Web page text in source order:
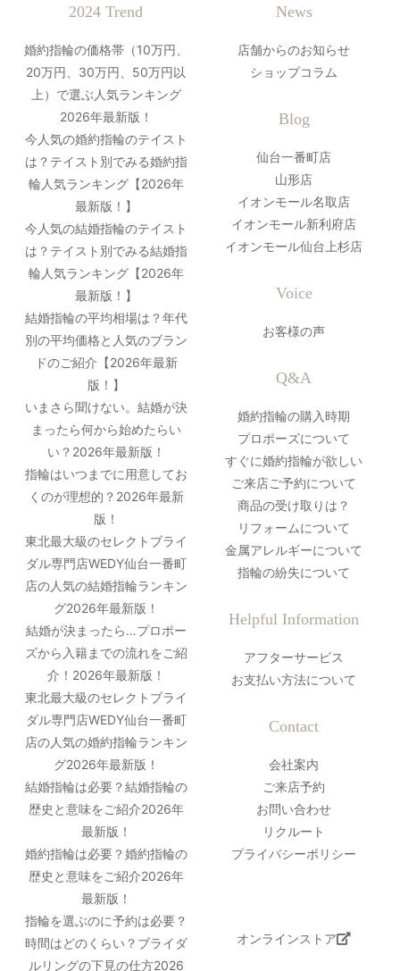
2024 Trend
婚約指輪の価格帯（10万円、
20万円、30万円、50万円以
上）で選ぶ人気ランキング
2026年最新版！
今人気の婚約指輪のテイスト
は？テイスト別でみる婚約指
輪人気ランキング【2026年
最新版！】
今人気の結婚指輪のテイスト
は？テイスト別でみる結婚指
輪人気ランキング【2026年
最新版！】
結婚指輪の平均相場は？年代
別の平均価格と人気のブラン
ドのご紹介【2026年最新
版！】
いまさら聞けない。結婚が決
まったら何から始めたらい
い？2026年最新版！
指輪はいつまでに用意してお
くのが理想的？2026年最新
版！
東北最大級のセレクトブライ
ダル専門店WEDY仙台一番町
店の人気の結婚指輪ランキン
グ2026年最新版！
結婚が決まったら…プロポー
ズから入籍までの流れをご紹
介！2026年最新版！
東北最大級のセレクトブライ
ダル専門店WEDY仙台一番町
店の人気の婚約指輪ランキン
グ2026年最新版！
結婚指輪は必要？結婚指輪の
歴史と意味をご紹介2026年
最新版！
婚約指輪は必要？婚約指輪の
歴史と意味をご紹介2026年
最新版！
指輪を選ぶのに予約は必要？
時間はどのくらい？ブライダ
ルリングの下見の仕方2026
News
店舗からのお知らせ
ショップコラム
Blog
仙台一番町店
山形店
イオンモール名取店
イオンモール新利府店
イオンモール仙台上杉店
Voice
お客様の声
Q&A
婚約指輪の購入時期
プロポーズについて
すぐに婚約指輪が欲しい
ご来店ご予約について
商品の受け取りは？
リフォームについて
金属アレルギーについて
指輪の紛失について
Helpful Information
アフターサービス
お支払い方法について
Contact
会社案内
ご来店予約
お問い合わせ
リクルート
プライバシーポリシー
オンラインストア